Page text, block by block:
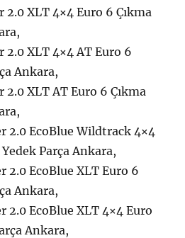
2.0 XLT 4×4 Euro 6 Çıkma
2.0 XLT 4×4 AT Euro 6
Ankara,
2.0 XLT AT Euro 6 Çıkma
2.0 EcoBlue Wildtrack 4×4
Parça Ankara,
2.0 EcoBlue XLT Euro 6
Ankara,
2.0 EcoBlue XLT 4×4 Euro
Ankara,